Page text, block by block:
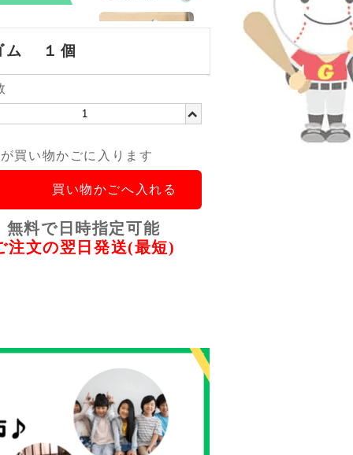
ム １個
買い物かごへ入れる
買い物かごに入ります
無料で日時指定可能
注文の翌日発送(最短)